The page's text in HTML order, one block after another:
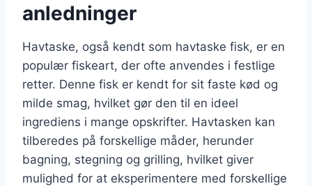
anledninger
Havtaske, også kendt som havtaske fisk, er en
populær fiskeart, der ofte anvendes i festlige
retter. Denne fisk er kendt for sit faste kød og
milde smag, hvilket gør den til en ideel
ingrediens i mange opskrifter. Havtasken kan
tilberedes på forskellige måder, herunder
bagning, stegning og grilling, hvilket giver
mulighed for at eksperimentere med forskellige